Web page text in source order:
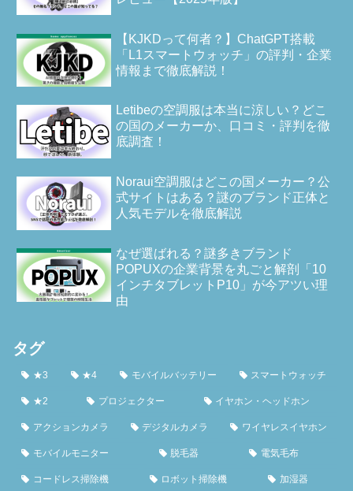
【KJKDって何者？】ChatGPT搭載
「L1スマートウォッチ」の評判・企業
情報まで徹底解説！
Letibeの空調服は本当に涼しい？どこ
の国のメーカーか、口コミ・評判を徹
底調査！
Noraui空調服はどこの国メーカー？公
式サイトはある？謎のブランド正体と
人気モデルを徹底解説
なぜ選ばれる？謎多きブランド
POPUXの企業背景を丸ごと解剖「10
インチタブレットP10」が今アツい理
由
タグ
★3 ★4 モバイルバッテリー スマートウォッチ
★2 プロジェクター イヤホン・ヘッドホン
アクションカメラ デジタルカメラ ワイヤレスイヤホン
モバイルモニター 脱毛器 電気毛布
コードレス掃除機 ロボット掃除機 加湿器